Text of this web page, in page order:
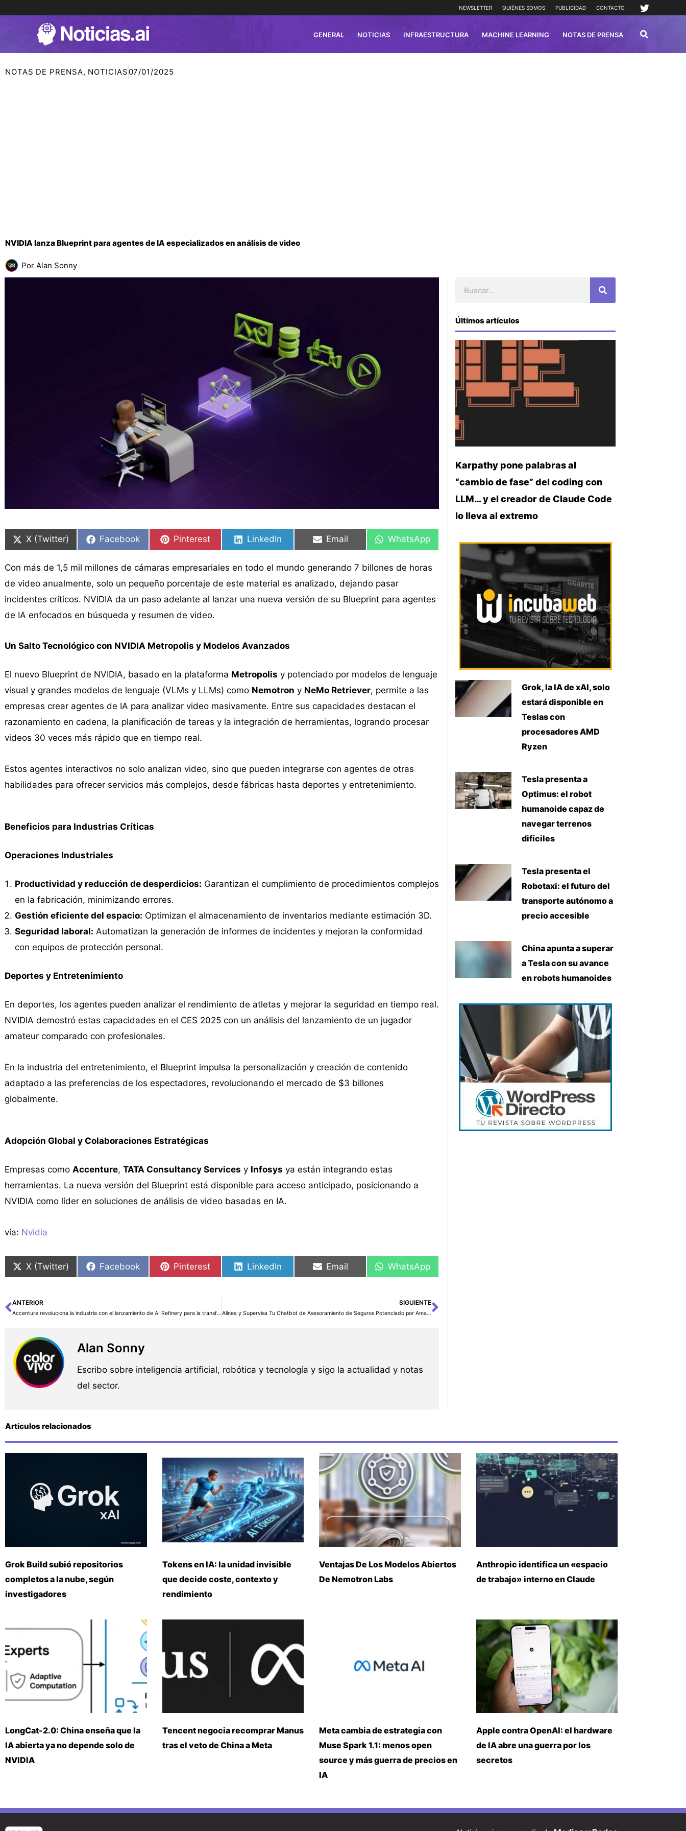
NEWSLETTER QUIÉNES SOMOS PUBLICIDAD CONTACTO
GENERAL NOTICIAS INFRAESTRUCTURA MACHINE LEARNING NOTAS DE PRENSA
NOTAS DE PRENSA, NOTICIAS 07/01/2025
NVIDIA lanza Blueprint para agentes de IA especializados en análisis de video
Por Alan Sonny
en
X (Twitter)
en
Facebook
en
Pinterest
en
LinkedIn
en
Email
en
WhatsApp
Con más de 1,5 mil millones de cámaras empresariales en todo el mundo generando 7 billones de horas
de video anualmente, solo un pequeño porcentaje de este material es analizado, dejando pasar
incidentes críticos. NVIDIA da un paso adelante al lanzar una nueva versión de su Blueprint para agentes
de IA enfocados en búsqueda y resumen de video.
Un Salto Tecnológico con NVIDIA Metropolis y Modelos Avanzados
El nuevo Blueprint de NVIDIA, basado en la plataforma Metropolis y potenciado por modelos de lenguaje
visual y grandes modelos de lenguaje (VLMs y LLMs) como Nemotron y NeMo Retriever, permite a las
empresas crear agentes de IA para analizar video masivamente. Entre sus capacidades destacan el
razonamiento en cadena, la planificación de tareas y la integración de herramientas, logrando procesar
videos 30 veces más rápido que en tiempo real.
Estos agentes interactivos no solo analizan video, sino que pueden integrarse con agentes de otras
habilidades para ofrecer servicios más complejos, desde fábricas hasta deportes y entretenimiento.
Beneficios para Industrias Críticas
Operaciones Industriales
Productividad y reducción de desperdicios: Garantizan el cumplimiento de procedimientos complejos
en la fabricación, minimizando errores.
Gestión eficiente del espacio: Optimizan el almacenamiento de inventarios mediante estimación 3D.
Seguridad laboral: Automatizan la generación de informes de incidentes y mejoran la conformidad
con equipos de protección personal.
Deportes y Entretenimiento
En deportes, los agentes pueden analizar el rendimiento de atletas y mejorar la seguridad en tiempo real.
NVIDIA demostró estas capacidades en el CES 2025 con un análisis del lanzamiento de un jugador
amateur comparado con profesionales.
En la industria del entretenimiento, el Blueprint impulsa la personalización y creación de contenido
adaptado a las preferencias de los espectadores, revolucionando el mercado de $3 billones
globalmente.
Adopción Global y Colaboraciones Estratégicas
Empresas como Accenture, TATA Consultancy Services y Infosys ya están integrando estas
herramientas. La nueva versión del Blueprint está disponible para acceso anticipado, posicionando a
NVIDIA como líder en soluciones de análisis de video basadas en IA.
vía: Nvidia
en
X (Twitter)
en
Facebook
en
Pinterest
en
LinkedIn
en
Email
en
WhatsApp
Ant
ANTERIOR
Accenture revoluciona la industria con el lanzamiento de AI Refinery para la transformación empresarial mediante agentes de inteligencia artificial
SIGUIENTE
Alínea y Supervisa Tu Chatbot de Asesoramiento de Seguros Potenciado por Amazon Bedrock con los Principios de IA Responsable Usando AWS Audit ManagerSiguiente
Alan Sonny
Escribo sobre inteligencia artificial, robótica y tecnología y sigo la actualidad y notas
del sector.
Últimos artículos
Karpathy pone palabras al
“cambio de fase” del coding con
LLM… y el creador de Claude Code
lo lleva al extremo
Grok, la IA de xAI, solo
estará disponible en
Teslas con
procesadores AMD
Ryzen
Tesla presenta a
Optimus: el robot
humanoide capaz de
navegar terrenos
difíciles
Tesla presenta el
Robotaxi: el futuro del
transporte autónomo a
precio accesible
China apunta a superar
a Tesla con su avance
en robots humanoides
Artículos relacionados
Grok Build subió repositorios
completos a la nube, según
investigadores
Tokens en IA: la unidad invisible
que decide coste, contexto y
rendimiento
Ventajas De Los Modelos Abiertos
De Nemotron Labs
Anthropic identifica un «espacio
de trabajo» interno en Claude
LongCat-2.0: China enseña que la
IA abierta ya no depende solo de
NVIDIA
Tencent negocia recomprar Manus
tras el veto de China a Meta
Meta cambia de estrategia con
Muse Spark 1.1: menos open
source y más guerra de precios en
IA
Apple contra OpenAI: el hardware
de IA abre una guerra por los
secretos